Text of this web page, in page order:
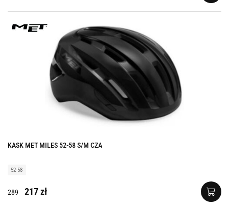
KASK MET MILES 52-58 S/M CZA
52-58
289 217 zł